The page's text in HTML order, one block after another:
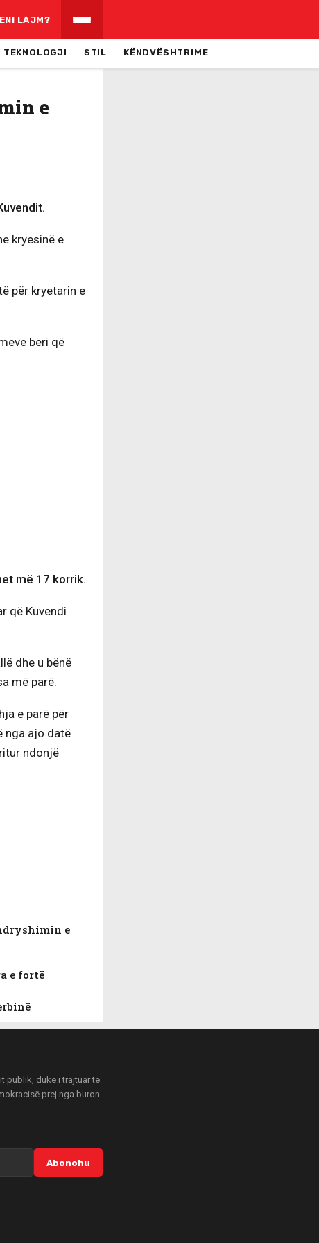
LAJM?
TEKNOLOGJI STIL KËNDVËSHTRIME
e
kryesinë e
për kryetarin e
bëri që
më 17 korrik.
që Kuvendi
dhe u bënë
më parë.
e parë për
nga ajo datë
ndonjë
e
e fortë
publik, duke i trajtuar të
prej nga buron
Abonohu